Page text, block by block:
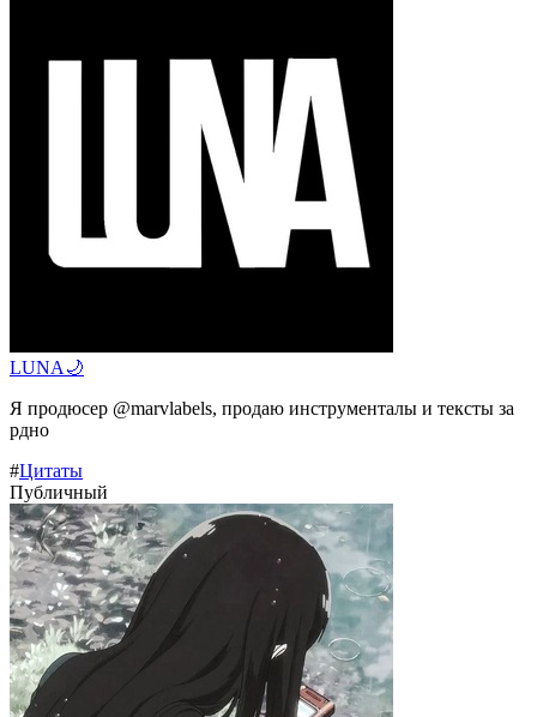
LUNA🌙
Я продюсер @marvlabels, продаю инструменталы и тексты за
рдно
#Цитаты
Публичный